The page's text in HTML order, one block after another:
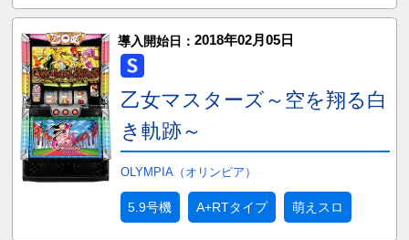
導入開始日： 2018年02月05日
乙女マスターズ～空を翔る白
き軌跡～
OLYMPIA（オリンピア）
5.9号機 A+RTタイプ 萌えスロ